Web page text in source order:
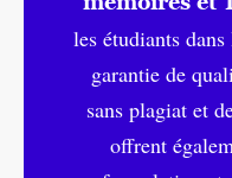
les étudiants
garantie de
sans plagiat et
offrent